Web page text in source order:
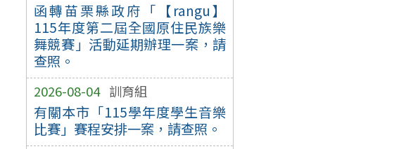
函轉苗栗縣政府「【rangu】
115年度第二屆全國原住民族樂
舞競賽」活動延期辦理一案，請
查照。
2026-08-04 訓育組
有關本市「115學年度學生音樂
比賽」賽程安排一案，請查照。